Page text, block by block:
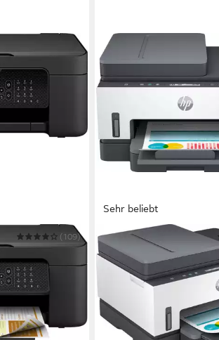
s/w Druck
Scan
(109)
Sehr beliebt
HP
Smart Tank 7305
Multifunktionsdrucker
1200 x 1200 dpi Auflösung s/
Auflösung
1200 dpi
Auflösung Scan
300,95 € 359,90 €
-16%